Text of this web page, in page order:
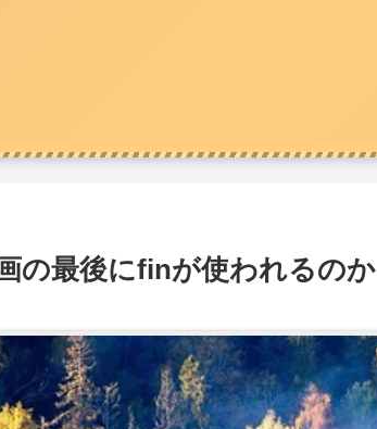
の最後にfinが使われるのか